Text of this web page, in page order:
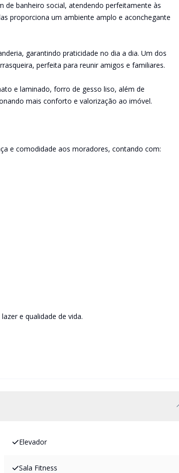
banheiro social, atendendo perfeitamente às
proporciona um ambiente amplo e aconchegante
garantindo praticidade no dia a dia. Um dos
perfeita para reunir amigos e familiares.
e laminado, forro de gesso liso, além de
mais conforto e valorização ao imóvel.
e comodidade aos moradores, contando com:
e qualidade de vida.
Elevador
Sala Fitness